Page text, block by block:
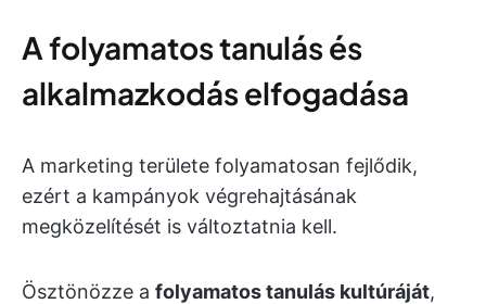
A folyamatos tanulás és
alkalmazkodás elfogadása
A marketing területe folyamatosan fejlődik,
ezért a kampányok végrehajtásának
megközelítését is változtatnia kell.
Ösztönözze a folyamatos tanulás kultúráját,